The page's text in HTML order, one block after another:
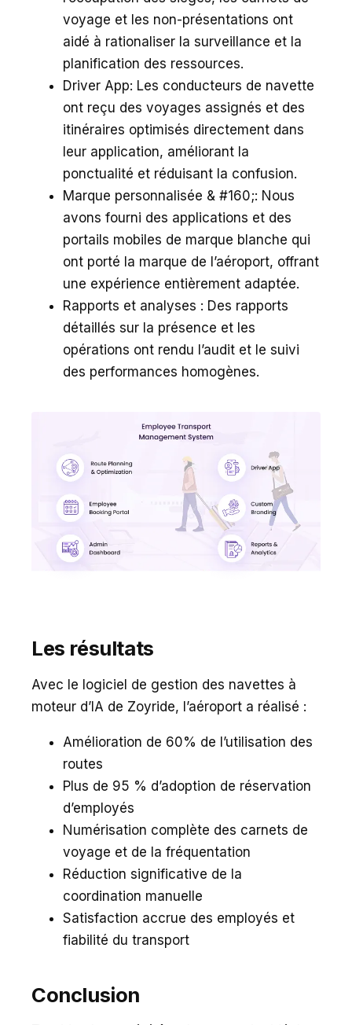
voyage et les non-présentations ont
aidé à rationaliser la surveillance et la
planification des ressources.
Driver App: Les conducteurs de navette
ont reçu des voyages assignés et des
itinéraires optimisés directement dans
leur application, améliorant la
ponctualité et réduisant la confusion.
Marque personnalisée & #160;: Nous
avons fourni des applications et des
portails mobiles de marque blanche qui
ont porté la marque de l’aéroport, offrant
une expérience entièrement adaptée.
Rapports et analyses : Des rapports
détaillés sur la présence et les
opérations ont rendu l’audit et le suivi
des performances homogènes.
Les résultats
Avec le logiciel de gestion des navettes à
moteur d’IA de Zoyride, l’aéroport a réalisé :
Amélioration de 60% de l’utilisation des
routes
Plus de 95 % d’adoption de réservation
d’employés
Numérisation complète des carnets de
voyage et de la fréquentation
Réduction significative de la
coordination manuelle
Satisfaction accrue des employés et
fiabilité du transport
Conclusion